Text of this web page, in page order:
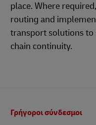
place. Where
routing and
transport solutions
chain continuity.
Γρήγοροι σύνδεσμοι